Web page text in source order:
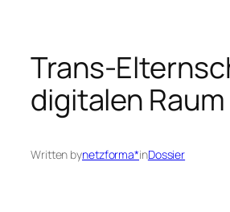
Trans-
digitalen Raum
Written bynetzforma*inDossier